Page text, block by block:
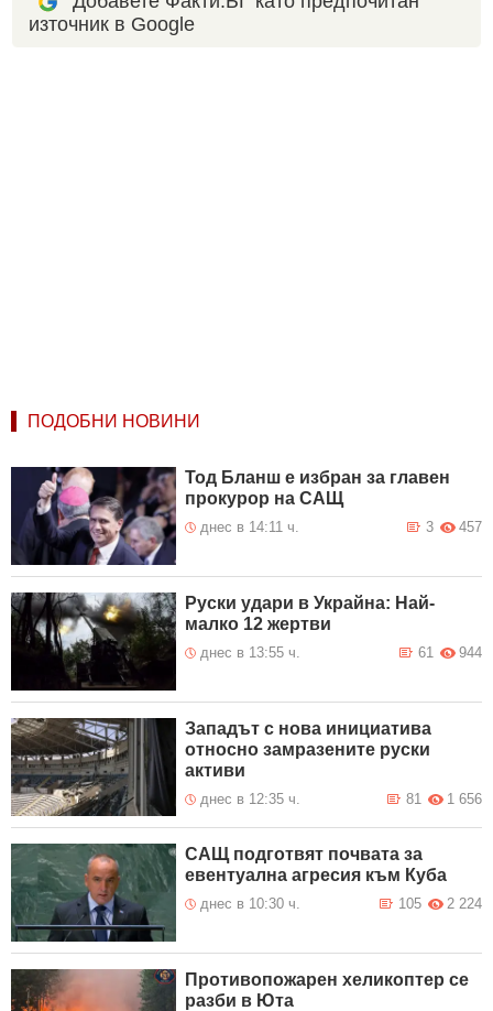
източник в Google
ПОДОБНИ НОВИНИ
Тод Бланш е избран за главен
прокурор на САЩ
днес в 14:11 ч. 457
3
Руски удари в Украйна: Най-
малко 12 жертви
днес в 13:55 ч. 944
61
Западът с нова инициатива
относно замразените руски
активи
днес в 12:35 ч. 1 656
81
САЩ подготвят почвата за
евентуална агресия към Куба
днес в 10:30 ч. 2 224
105
Противопожарен хеликоптер се
разби в Юта